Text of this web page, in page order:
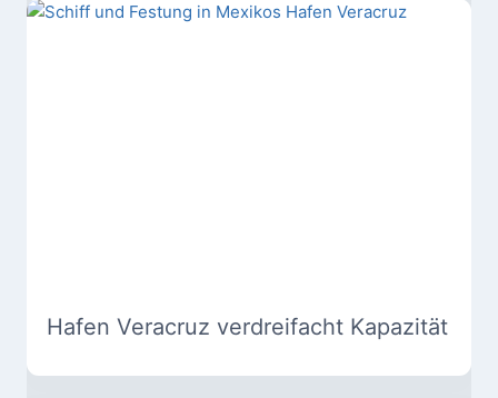
Hafen Veracruz verdreifacht Kapazität